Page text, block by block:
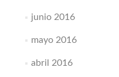
junio 2016
mayo 2016
abril 2016